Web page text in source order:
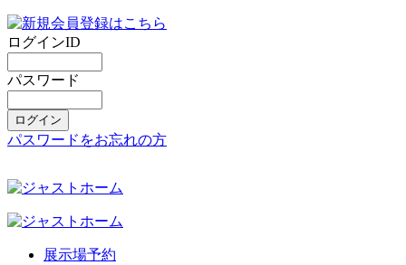
ログインID
パスワード
パスワードをお忘れの方
展示場予約